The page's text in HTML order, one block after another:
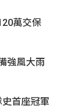
萬交保
強風大雨
首座冠軍